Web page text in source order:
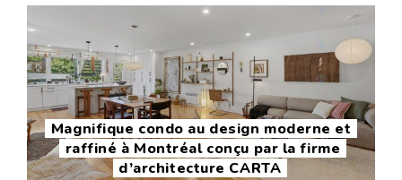
Magnifique condo au design moderne et
raffiné à Montréal conçu par la firme
d’architecture CARTA